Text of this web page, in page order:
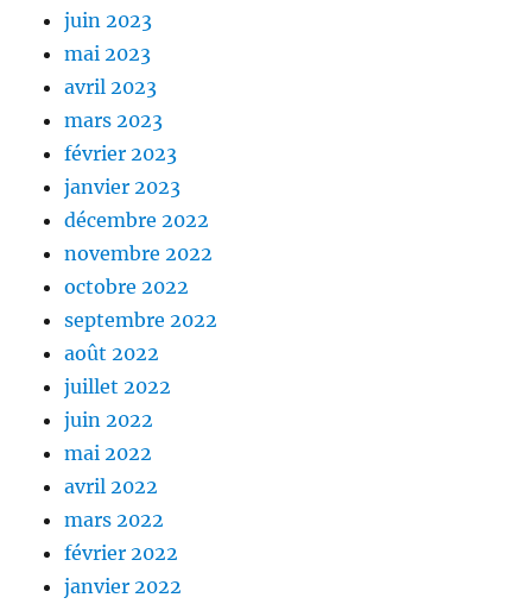
juin 2023
mai 2023
avril 2023
mars 2023
février 2023
janvier 2023
décembre 2022
novembre 2022
octobre 2022
septembre 2022
août 2022
juillet 2022
juin 2022
mai 2022
avril 2022
mars 2022
février 2022
janvier 2022